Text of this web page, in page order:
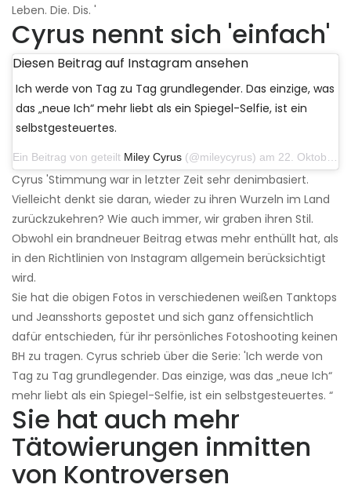
Leben. Die. Dis. '
Cyrus nennt sich 'einfach'
Diesen Beitrag auf Instagram ansehen
Ich werde von Tag zu Tag grundlegender. Das einzige, was
das „neue Ich“ mehr liebt als ein Spiegel-Selfie, ist ein
selbstgesteuertes.
Ein Beitrag von geteilt Miley Cyrus (@mileycyrus) am 22. Oktober 2019 um 11:39 Uhr PDT
Cyrus 'Stimmung war in letzter Zeit sehr denimbasiert.
Vielleicht denkt sie daran, wieder zu ihren Wurzeln im Land
zurückzukehren? Wie auch immer, wir graben ihren Stil.
Obwohl ein brandneuer Beitrag etwas mehr enthüllt hat, als
in den Richtlinien von Instagram allgemein berücksichtigt
wird.
Sie hat die obigen Fotos in verschiedenen weißen Tanktops
und Jeansshorts gepostet und sich ganz offensichtlich
dafür entschieden, für ihr persönliches Fotoshooting keinen
BH zu tragen. Cyrus schrieb über die Serie: 'Ich werde von
Tag zu Tag grundlegender. Das einzige, was das „neue Ich“
mehr liebt als ein Spiegel-Selfie, ist ein selbstgesteuertes. “
Sie hat auch mehr
Tätowierungen inmitten
von Kontroversen